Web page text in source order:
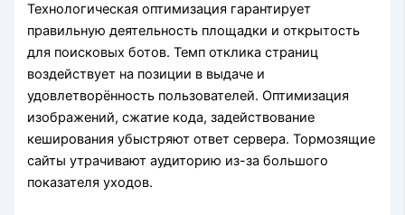
Технологическая оптимизация гарантирует
правильную деятельность площадки и открытость
для поисковых ботов. Темп отклика страниц
воздействует на позиции в выдаче и
удовлетворённость пользователей. Оптимизация
изображений, сжатие кода, задействование
кеширования убыстряют ответ сервера. Тормозящие
сайты утрачивают аудиторию из-за большого
показателя уходов.